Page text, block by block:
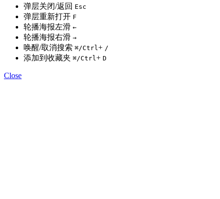
弹层关闭/返回 Esc
弹层重新打开 F
轮播海报左滑 ←
轮播海报右滑 →
唤醒/取消搜索 ⌘/Ctrl + /
添加到收藏夹 ⌘/Ctrl + D
Close